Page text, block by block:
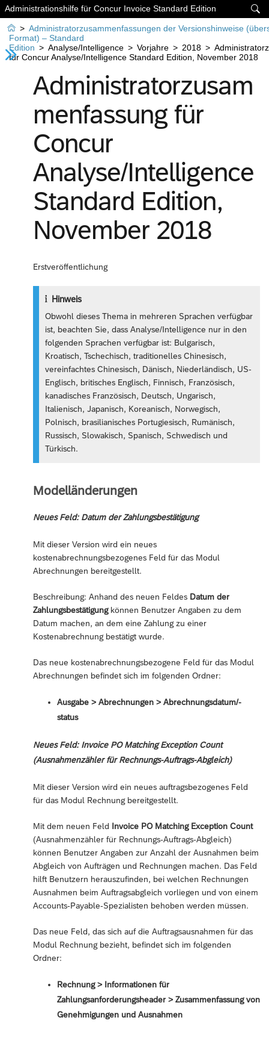

Administrationshilfe für Concur Invoice Standard Edition
 > Administratorzusammenfassungen der Versionshinweise
Format) – Standard
Edition > Analyse/Intelligence > Vorjahre > 2018 >
für Concur Analyse/Intelligence Standard Edition, November 2018
Administratorzusam
menfassung für
Concur
Analyse/Intelligence
Standard Edition,
November 2018
Erstveröffentlichung
Hinweis
Obwohl dieses Thema in mehreren Sprachen verfügbar
ist, beachten Sie, dass Analyse/Intelligence nur in den
folgenden Sprachen verfügbar ist: Bulgarisch,
Kroatisch, Tschechisch, traditionelles Chinesisch,
vereinfachtes Chinesisch, Dänisch, Niederländisch, US-
Englisch, britisches Englisch, Finnisch, Französisch,
kanadisches Französisch, Deutsch, Ungarisch,
Italienisch, Japanisch, Koreanisch, Norwegisch,
Polnisch, brasilianisches Portugiesisch, Rumänisch,
Russisch, Slowakisch, Spanisch, Schwedisch und
Türkisch.
Modelländerungen
Neues Feld: Datum der Zahlungsbestätigung
Mit dieser Version wird ein neues
kostenabrechnungsbezogenes Feld für das Modul
Abrechnungen bereitgestellt.
Beschreibung: Anhand des neuen Feldes Datum der
Zahlungsbestätigungkönnen Benutzer Angaben zu dem
Datum machen, an dem eine Zahlung zu einer
Kostenabrechnung bestätigt wurde.
Das neue kostenabrechnungsbezogene Feld für das Modul
Abrechnungen befindet sich im folgenden Ordner:
Ausgabe > Abrechnungen > Abrechnungsdatum/-
status
Neues Feld: Invoice PO Matching Exception Count
(Ausnahmenzähler für Rechnungs-Auftrags-Abgleich)
Mit dieser Version wird ein neues auftragsbezogenes Feld
für das Modul Rechnung bereitgestellt.
Mit dem neuen Feld Invoice PO Matching Exception Count
(Ausnahmenzähler für Rechnungs-Auftrags-Abgleich)
können Benutzer Angaben zur Anzahl der Ausnahmen beim
Abgleich von Aufträgen und Rechnungen machen. Das Feld
hilft Benutzern herauszufinden, bei welchen Rechnungen
Ausnahmen beim Auftragsabgleich vorliegen und von einem
Accounts-Payable-Spezialisten behoben werden müssen.
Das neue Feld, das sich auf die Auftragsausnahmen für das
Modul Rechnung bezieht, befindet sich im folgenden
Ordner:
Rechnung > Informationen für
Zahlungsanforderungsheader > Zusammenfassung von
Genehmigungen und Ausnahmen